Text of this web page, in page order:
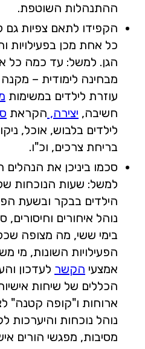
ההתנהלות השוטפת.
הקפידו לתאם צפיות גם
כל אחת מכן בפעילויות
הגן. למשל: עד כמה כל
מבחינה לימודית –
עוזרת לילדים במשימות
חשיבה, יצירה, הקראת
לילדים בלבוש, אוכל,
בריחת צרכים, וכ"ו.
סכמו ביניכן את הנהלים
למשל: שעות הנוכחות
הילדים בבקר ובשעת
נוהל איחורים וחיסורים,
בימי ששי, מה מצופה
הפעילויות השונות, מי
אמצעי הקשר לעדכון
הכללים של שיחות
ארוחות ו"קופה קטנה"
נוהל נוכחות והיערכות
מסיבות, מפגשי הורים